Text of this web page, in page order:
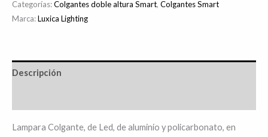
Categorías:Colgantes doble altura Smart, Colgantes Smart
Marca:Luxica Lighting
Descripción
Lampara Colgante, de Led, de aluminio y policarbonato, en